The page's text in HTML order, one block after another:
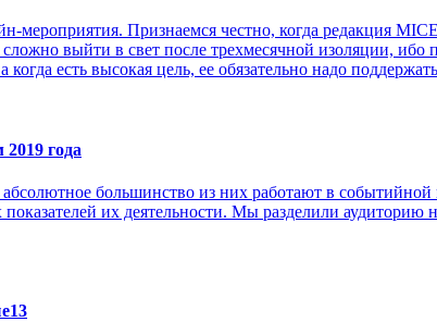
Признаемся честно, когда редакция
выйти в свет после трехмесячной изоляции,
есть высокая цель, ее обязательно надо
года
большинство из них работают в
их деятельности. Мы разделили аудиторию